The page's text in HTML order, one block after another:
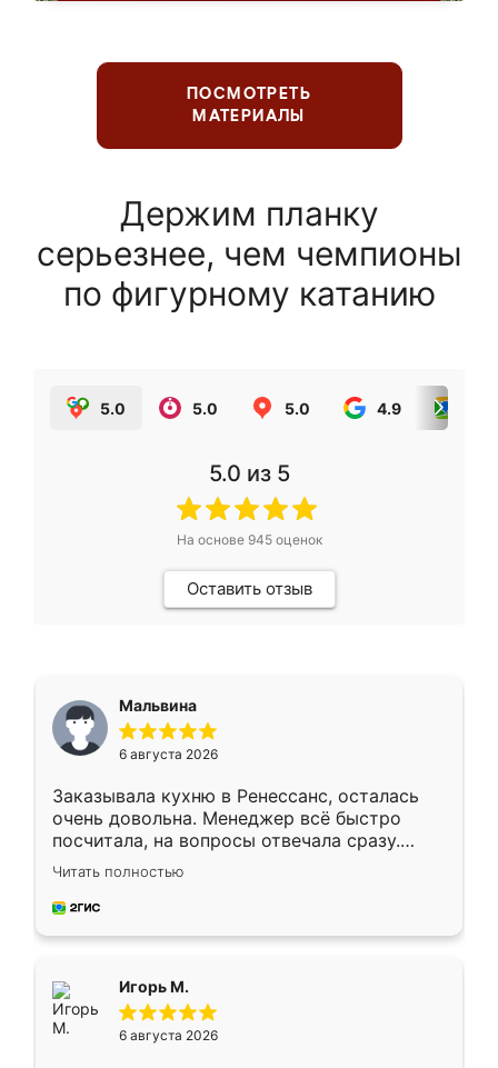
ПОСМОТРЕТЬ
МАТЕРИАЛЫ
Держим планку
серьезнее, чем чемпионы
по фигурному катанию
5.0 5.0 5.0 4.9
5.0 из 5
На основе 945оценок
Оставить отзыв
Мальвина
6 августа 2026
Заказывала кухню в Ренессанс, осталась
очень довольна. Менеджер всё быстро
посчитала, на вопросы отвечала сразу.
Замерщик приехал в субботу, подошёл к
делу со всей ответственностью. Собрали
за день, ребята работали аккуратно, даже
Читать полностью
Игорь М.
6 августа 2026